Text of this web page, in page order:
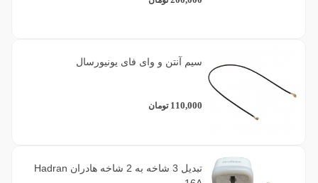
مشکی
مشکی(بدون فریم)
سیم آنتن و وای فای یونیورسال
110,000 تومان
تبدیل 3 شاخه به 2 شاخه هادران Hadran